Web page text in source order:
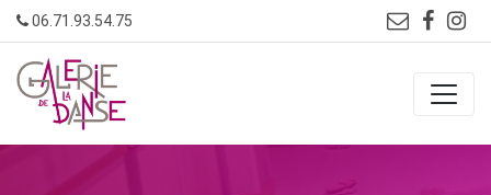
Skip
to
content
06.71.93.54.75